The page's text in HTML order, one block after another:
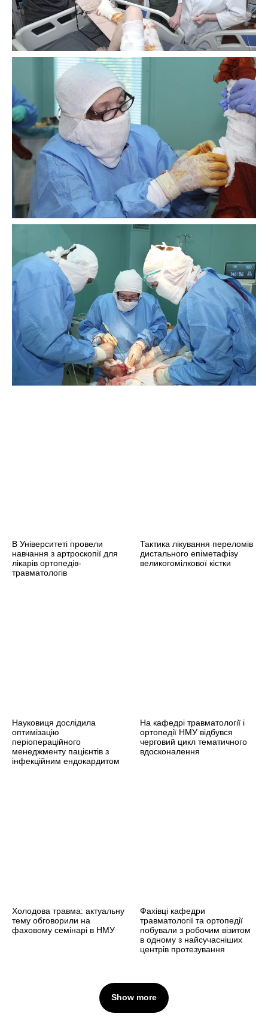
В Університеті провели
навчання з артроскопії для
лікарів ортопедів-
травматологів
Тактика лікування переломів
дистального епіметафізу
великогомілкової кістки
Науковиця дослідила
оптимізацію
періопераційного
менеджменту пацієнтів з
інфекційним ендокардитом
На кафедрі травматології і
ортопедії НМУ відбувся
черговий цикл тематичного
вдосконалення
Холодова травма: актуальну
тему обговорили на
фаховому семінарі в НМУ
Фахівці кафедри
травматології та ортопедії
побували з робочим візитом
в одному з найсучасніших
центрів протезування
Show more